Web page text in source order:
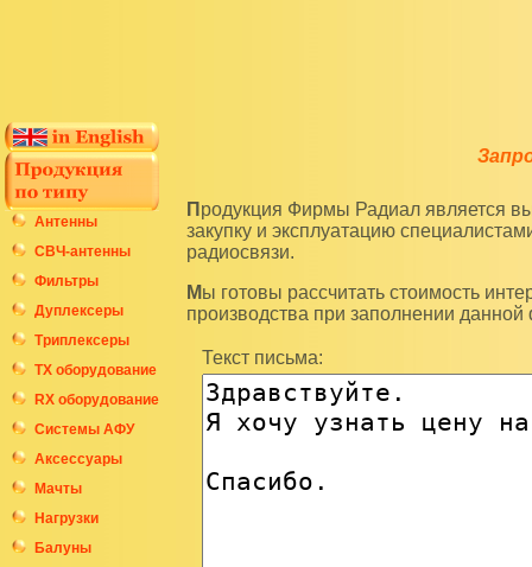
Антенны
СВЧ-антенны
Фильтры
Дуплексеры
Триплексеры
ТХ оборудование
RX оборудование
Системы АФУ
Аксессуары
Мачты
Нагрузки
Балуны
Продукция Фирмы Радиал является высокотехнологичным оборудованием и подразумевает
закупку и эксплуатацию
радиосвязи.
Мы готовы рассчитать стоимость интересующих вас изделий по последним ценам нашего
производства при заполнении
Текст письма: